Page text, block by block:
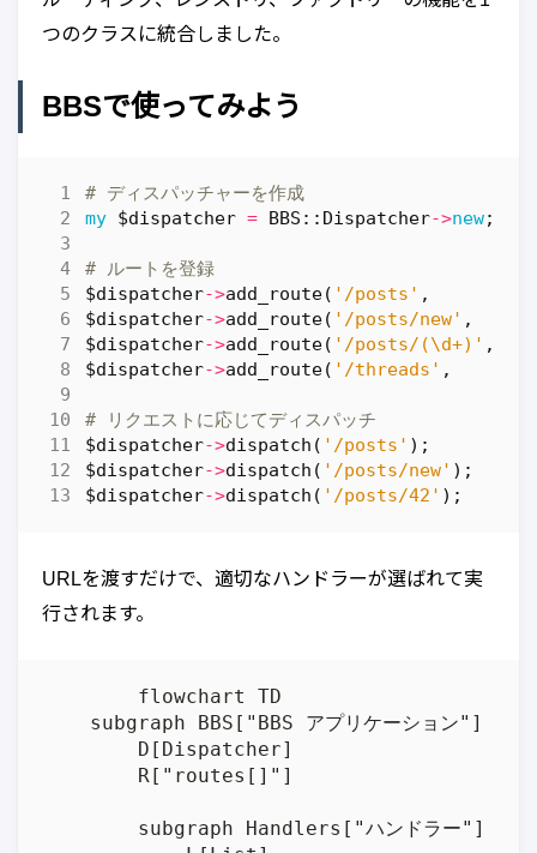
つのクラスに統合しました。
BBSで使ってみよう
# ディスパッチャーを作成
my $dispatcher = BBS::Dispatcher->new;
# ルートを登録
$dispatcher->add_route( '/posts' ,
$dispatcher->add_route( '/posts/new' ,
$dispatcher->add_route( '/posts/(\d+)' ,
$dispatcher->add_route( '/threads' ,
# リクエストに応じてディスパッチ
$dispatcher->dispatch ( '/posts' );
$dispatcher->dispatch ( '/posts/new' );
$dispatcher->dispatch ( '/posts/42' );
URLを渡すだけで、適切なハンドラーが選ばれて実
行されます。
    subgraph BBS["BBS アプリケーション"]
        D[Dispatcher]
        R["routes[]"]
        subgraph Handlers["ハンドラー"]